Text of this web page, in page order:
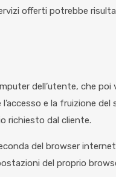
offerti potrebbe
dell’utente, che
e la fruizione
richiesto dal cliente.
del browser
del proprio